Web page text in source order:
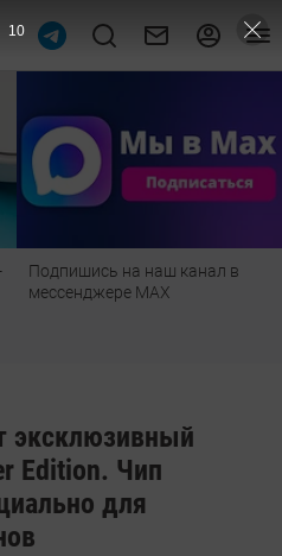
Подпишись на наш канал в
мессенджере МАХ
эксклюзивный
Edition. Чип
для
9